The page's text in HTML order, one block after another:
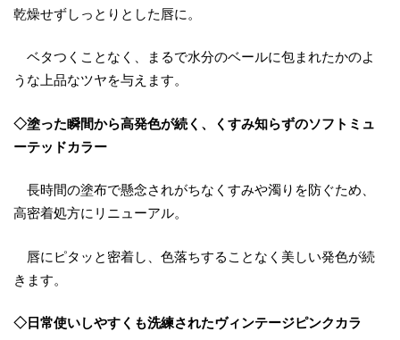
乾燥せずしっとりとした唇に。
ベタつくことなく、まるで水分のベールに包まれたかのよ
うな上品なツヤを与えます。
◇塗った瞬間から高発色が続く、くすみ知らずのソフトミュ
ーテッドカラー
長時間の塗布で懸念されがちなくすみや濁りを防ぐため、
高密着処方にリニューアル。
唇にピタッと密着し、色落ちすることなく美しい発色が続
きます。
◇日常使いしやすくも洗練されたヴィンテージピンクカラ